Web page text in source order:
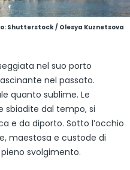
Shutterstock / Olesya Kuznetsova
nel suo porto
nel passato.
quanto sublime. Le
sbiadite dal tempo, si
e da diporto. Sotto l’occhio
maestosa e custode di
svolgimento.